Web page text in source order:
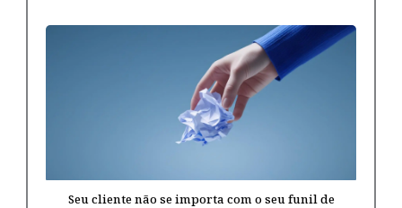
Seu cliente não se importa com o seu funil de